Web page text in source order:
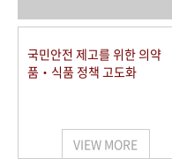
국민안전 제고를 위한 의약
품‧식품 정책 고도화
VIEW MORE